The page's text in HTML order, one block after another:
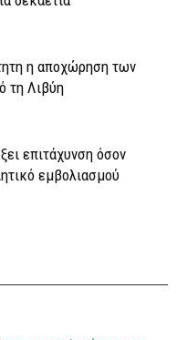
η αποχώρηση των
τη Λιβύη
επιτάχυνση όσον
εμβολιασμού